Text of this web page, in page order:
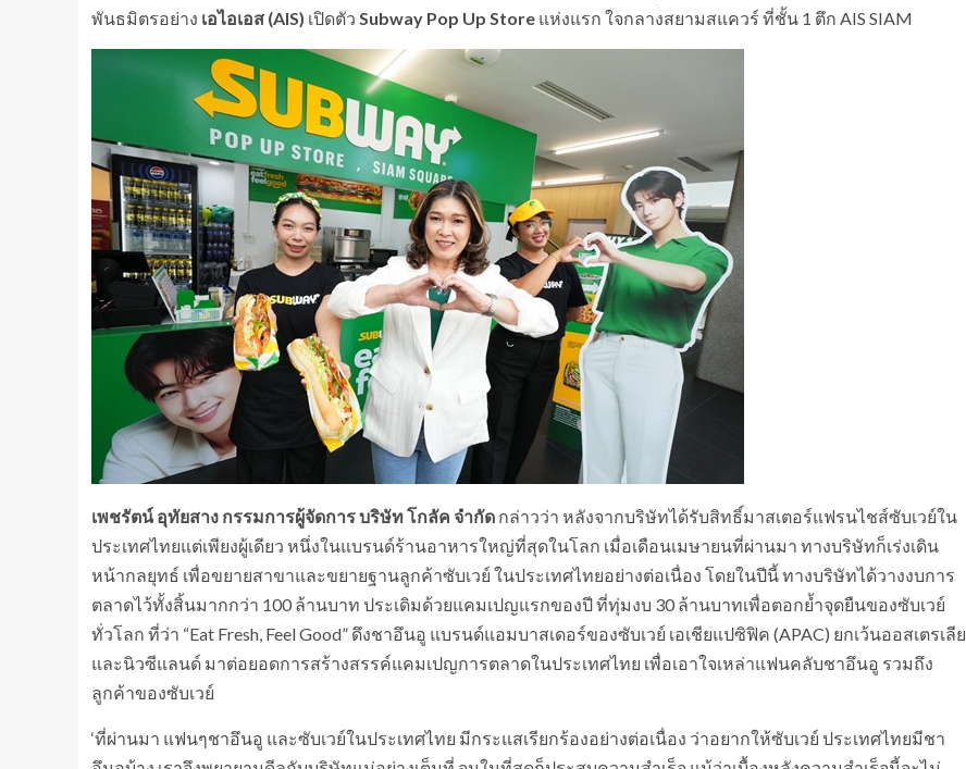
พันธมิตรอย่าง เอไอเอส (AIS) เปิดตัว Subway Pop Up Store แห่งแรก ใจกลางสยามสแควร์ ที่ชั้น 1 ตึก AIS SIAM
เพชรัตน์ อุทัยสาง กรรมการผู้จัดการ บริษัท โกลัค จำกัด กล่าวว่า หลังจากบริษัทได้รับสิทธิ์มาสเตอร์แฟรนไชส์ซับเวย์ใน
ประเทศไทยแต่เพียงผู้เดียว หนึ่งในแบรนด์ร้านอาหารใหญ่ที่สุดในโลก เมื่อเดือนเมษายนที่ผ่านมา ทางบริษัทก็เร่งเดิน
หน้ากลยุทธ์ เพื่อขยายสาขาและขยายฐานลูกค้าซับเวย์ ในประเทศไทยอย่างต่อเนื่อง โดยในปีนี้ ทางบริษัทได้วางงบการ
ตลาดไว้ทั้งสิ้นมากกว่า 100 ล้านบาท ประเดิมด้วยแคมเปญแรกของปี ที่ทุ่มงบ 30 ล้านบาทเพื่อตอกย้ำจุดยืนของซับเวย์
ทั่วโลก ที่ว่า “Eat Fresh, Feel Good” ดึงชาอึนอู แบรนด์แอมบาสเดอร์ของซับเวย์ เอเชียแปซิฟิค (APAC) ยกเว้นออสเตรเลีย
และนิวซีแลนด์ มาต่อยอดการสร้างสรรค์แคมเปญการตลาดในประเทศไทย เพื่อเอาใจเหล่าแฟนคลับชาอึนอู รวมถึง
ลูกค้าของซับเวย์
‘ที่ผ่านมา แฟนๆชาอึนอู และซับเวย์ในประเทศไทย มีกระแสเรียกร้องอย่างต่อเนื่อง ว่าอยากให้ซับเวย์ ประเทศไทยมีชา